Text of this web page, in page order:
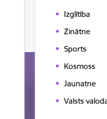
Izglītība
Zinātne
Sports
Kosmoss
Jaunatne
Valsts